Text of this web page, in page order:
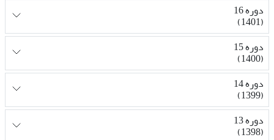
دوره 16
(1401)
دوره 15
(1400)
دوره 14
(1399)
دوره 13
(1398)